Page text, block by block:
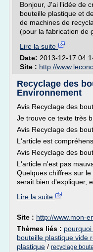
Bonjour, J'ai l'idée de
bouteille plastique et
de machines de
(pour la fabrication de
Lire la suite
Date: 2013-12-17
Site : http://
Recyclage des
Environnement
Avis Recyclage des
Je trouve ce texte très
Avis Recyclage des
L'article est
Avis Recyclage des
L'article n'est pas
Quelques chiffres sur
serait bien d'expliquer,
Lire la suite
Site : http://www.mon-
Thèmes liés :
bouteille plastique vide
plastique / recyclage